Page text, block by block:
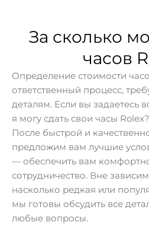
За сколько
часов
Определение стоимости
ответственный процесс,
деталям. Если вы задаетесь
я могу сдать свои часы
После быстрой и
предложим вам лучшие
— обеспечить вам
сотрудничество. Вне
насколько редкая или
мы готовы обсудить все
любые вопросы.